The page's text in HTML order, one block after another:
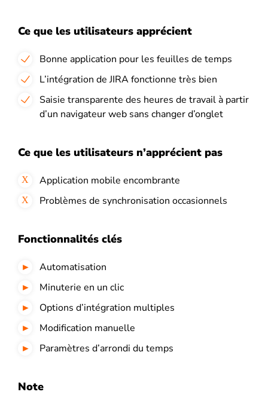
Ce que les utilisateurs apprécient
Bonne application pour les feuilles de temps
L’intégration de JIRA fonctionne très bien
Saisie transparente des heures de travail à partir
d’un navigateur web sans changer d’onglet
Ce que les utilisateurs n’apprécient pas
Application mobile encombrante
Problèmes de synchronisation occasionnels
Fonctionnalités clés
Automatisation
Minuterie en un clic
Options d’intégration multiples
Modification manuelle
Paramètres d’arrondi du temps
Note